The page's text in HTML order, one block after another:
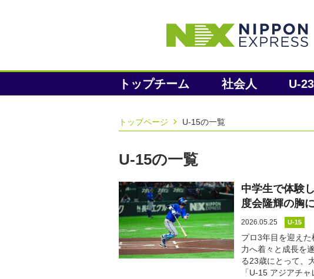
トップチーム 社会人 U-23
トップページ U-15の一覧
U-15の一覧
中学生で体験
度会隆輝の胸
2026.05.25 U-15
プロ3年目を迎え
力へ着々と成長を
る23歳にとって、
「U-15 アジアチ